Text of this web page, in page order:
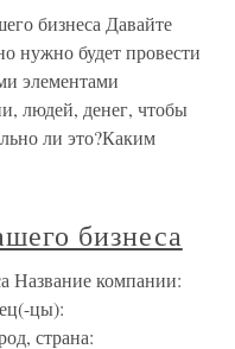
бизнеса Давайте
нужно будет провести
элементами
людей, денег, чтобы
ли это?Каким
бизнеса
Название компании:
цы):
страна: